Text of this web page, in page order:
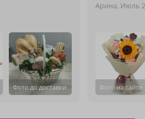
Фото до доставки
Арина, Июль
Фото на сайте